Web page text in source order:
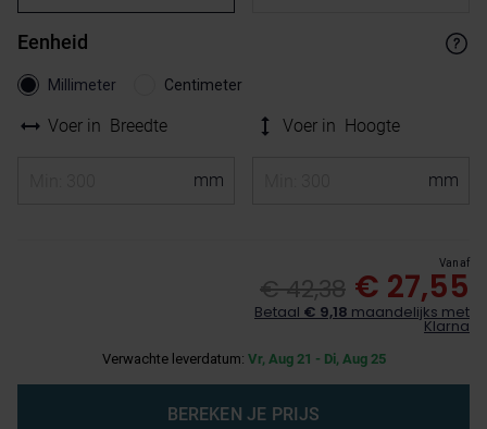
Eenheid
Millimeter Centimeter
Voer in Breedte Voer in Hoogte
Vanaf
€ 42,38 € 27,55
Betaal € 9,18 maandelijks met
Klarna
Verwachte leverdatum: Vr, Aug 21 - Di, Aug 25
BEREKEN JE PRIJS